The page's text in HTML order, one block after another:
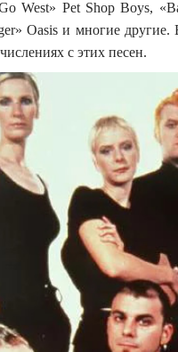
West» Pet Shop Boys,
Oasis и многие
с этих песен.